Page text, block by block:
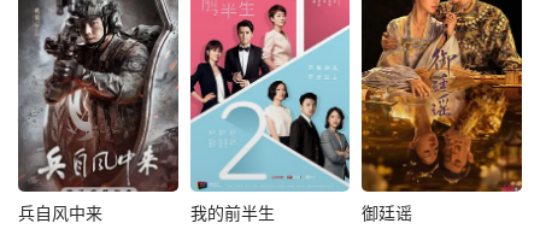
兵自风中来 我的前半生 御廷谣